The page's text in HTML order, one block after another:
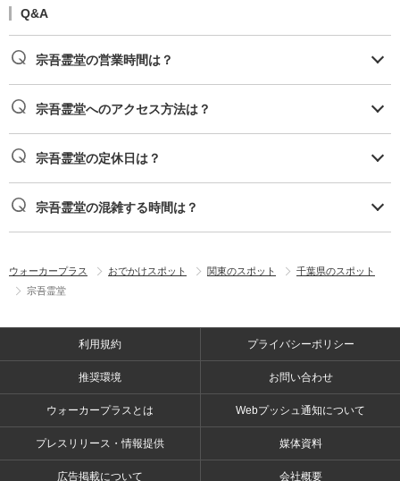
Q&A
宗吾霊堂の営業時間は？
宗吾霊堂へのアクセス方法は？
宗吾霊堂の定休日は？
宗吾霊堂の混雑する時間は？
ウォーカープラス おでかけスポット 関東のスポット
千葉県のスポット
宗吾霊堂
利用規約 プライバシーポリシー
推奨環境 お問い合わせ
ウォーカープラスとは Webプッシュ通知について
プレスリリース・情報提供 媒体資料
広告掲載について 会社概要